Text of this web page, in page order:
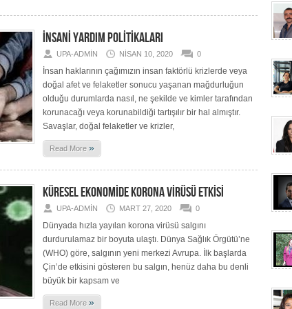
İNSANİ YARDIM POLİTİKALARI
UPA-ADMIN NISAN 10, 2020 0
İnsan haklarının çağımızın insan faktörlü krizlerde veya
doğal afet ve felaketler sonucu yaşanan mağdurluğun
olduğu durumlarda nasıl, ne şekilde ve kimler tarafından
korunacağı veya korunabildiği tartışılır bir hal almıştır.
Savaşlar, doğal felaketler ve krizler,
Read More »
KÜRESEL EKONOMİDE KORONA VİRÜSÜ ETKİSİ
UPA-ADMIN MART 27, 2020 0
Dünyada hızla yayılan korona virüsü salgını
durdurulamaz bir boyuta ulaştı. Dünya Sağlık Örgütü’ne
(WHO) göre, salgının yeni merkezi Avrupa. İlk başlarda
Çin’de etkisini gösteren bu salgın, henüz daha bu denli
büyük bir kapsam ve
Read More »